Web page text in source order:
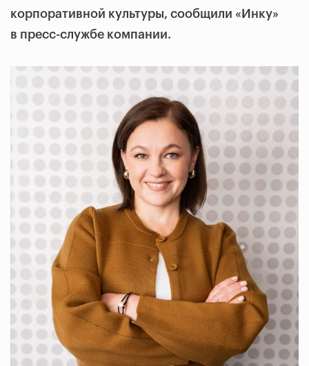
корпоративной культуры, сообщили «Инку»
в пресс-службе компании.